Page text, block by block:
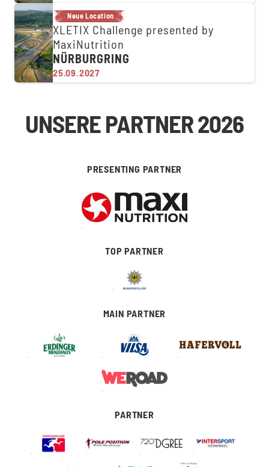
Neue Location
XLETIX Challenge presented by
MaxiNutrition
NÜRBURGRING
25.09.2027
UNSERE PARTNER 2026
PRESENTING PARTNER
TOP PARTNER
MAIN PARTNER
PARTNER